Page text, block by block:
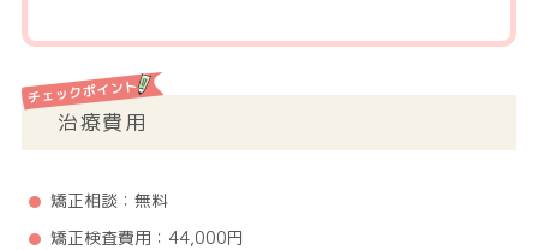
治療費用
矯正相談：無料
矯正検査費用：44,000円